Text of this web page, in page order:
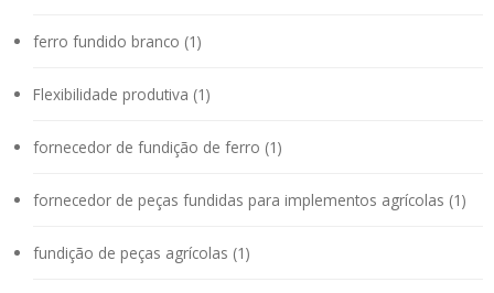
ferro fundido branco (1)
Flexibilidade produtiva (1)
fornecedor de fundição de ferro (1)
fornecedor de peças fundidas para implementos agrícolas (1)
fundição de peças agrícolas (1)